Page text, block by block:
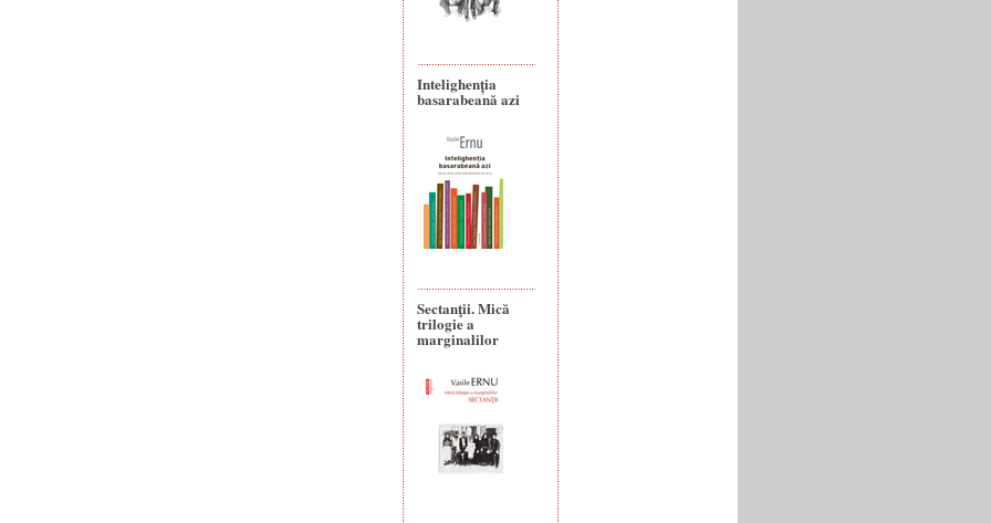
Intelighenția
basarabeană azi
Sectanţii. Mică
trilogie a
marginalilor